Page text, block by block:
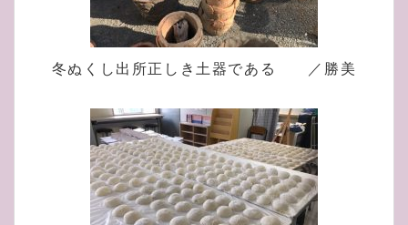
冬ぬくし出所正しき土器である ／勝美